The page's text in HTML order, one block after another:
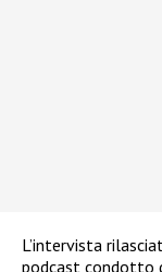
L’intervista
podcast condotto